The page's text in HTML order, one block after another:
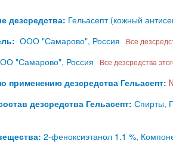
дезсредства: Гельасепт (кожный
ООО "Самарово", Россия Все
"Самарово", Россия Все дезсредства
применению дезсредства Гельасепт:
дезсредства Гельасепт: Спирты,
2-феноксиэтанол 1.1 %,